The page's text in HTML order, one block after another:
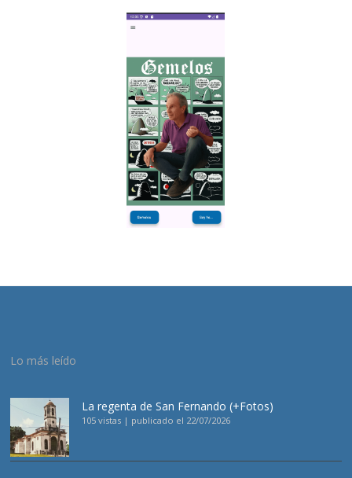
Lo más leído
La regenta de San Fernando (+Fotos)
105 vistas | publicado el 22/07/2026